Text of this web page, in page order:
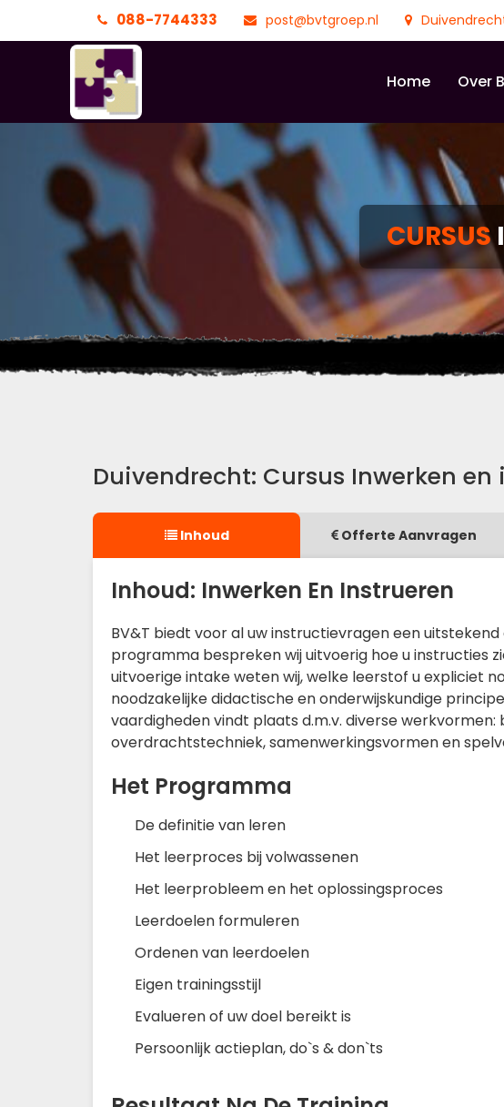
088-7744333 post@bvtgroep.nl
Home Over
CURSUS
Duivendrecht: Cursus Inwerken en
Inhoud Offerte Aanvragen
Inhoud: Inwerken En Instrueren
BV&T biedt voor al uw instructievragen een
programma bespreken wij uitvoerig hoe u instructies
uitvoerige intake weten wij, welke leerstof u expliciet
noodzakelijke didactische en onderwijskundige
vaardigheden vindt plaats d.m.v. diverse
overdrachtstechniek, samenwerkingsvormen en
Het Programma
De definitie van leren
Het leerproces bij volwassenen
Het leerprobleem en het oplossingsproces
Leerdoelen formuleren
Ordenen van leerdoelen
Eigen trainingsstijl
Evalueren of uw doel bereikt is
Persoonlijk actieplan, do`s & don`ts